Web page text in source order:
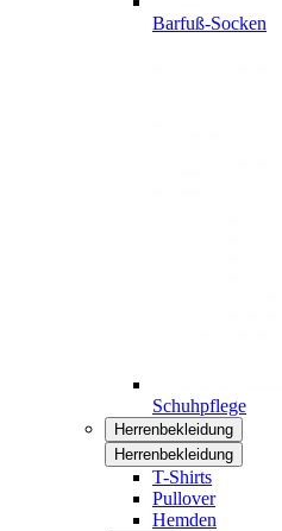
Barfuß-Socken
Schuhpflege
Herrenbekleidung
Herrenbekleidung
T-Shirts
Pullover
Hemden